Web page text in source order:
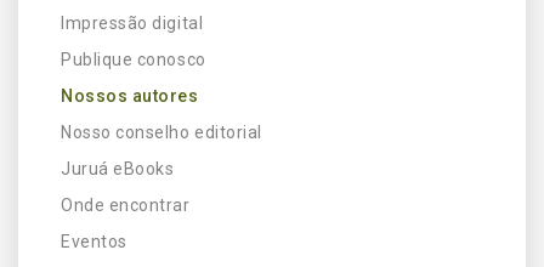
Impressão digital
Publique conosco
Nossos autores
Nosso conselho editorial
Juruá eBooks
Onde encontrar
Eventos